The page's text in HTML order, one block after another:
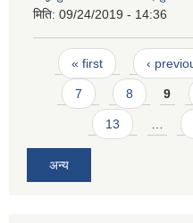
मिति: 09/24/2019 - 14:36
Pages
« first ‹
7 8 9
13
अन्य